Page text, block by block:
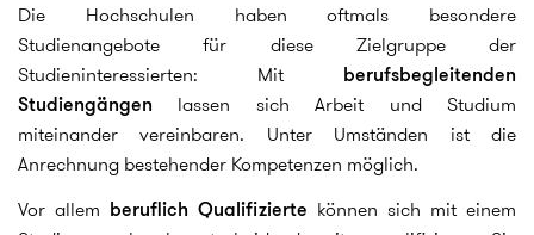
Die Hochschulen haben oftmals besondere
Studienangebote für diese Zielgruppe der
Studieninteressierten: Mit berufsbegleitenden
Studiengängen lassen sich Arbeit und Studium
miteinander vereinbaren. Unter Umständen ist die
Anrechnung bestehender Kompetenzen möglich.
Vor allem beruflich Qualifizierte können sich mit einem